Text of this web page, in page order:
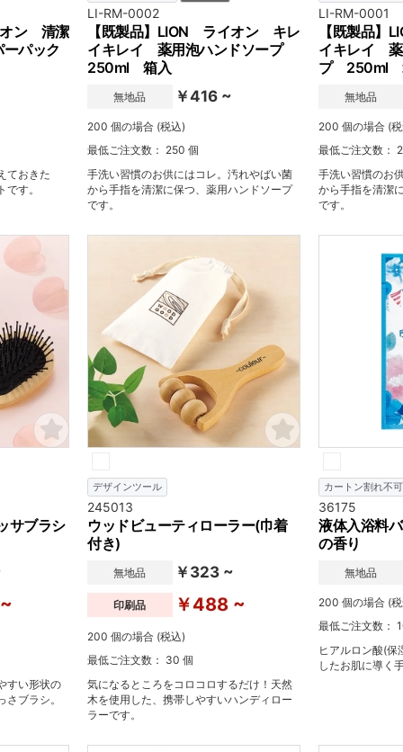
ン 清潔
パック
ておきた
す。
LI-RM-0002
【既製品】LION ライオン キレ
イキレイ 薬用泡ハンドソープ
250ml 箱入
無地品 ￥416 ~
200 個の場合 (税込)
最低ご注文数： 250 個
手洗い習慣のお供にはコレ。汚れやばい菌
から手指を清潔に保つ、薬用ハンドソープ
です。
LI-RM-0001
【既製品
イキレイ 薬
プ 250ml
無地品
200 個の場合 (
最低ご注文数：
手洗い習慣のお
から手指を清潔
です。
サブラシ
すい形状の
ブラシ。
デザインツール
245013
ウッドビューティローラー(巾着
付き)
無地品 ￥323 ~
印刷品 ￥488 ~
200 個の場合 (税込)
最低ご注文数： 30 個
気になるところをコロコロするだけ！天然
木を使用した、携帯しやすいハンディロー
ラーです。
カートン割れ不可
36175
液体入浴料
の香り
無地品
200 個の場合 (
最低ご注文数：
ヒアルロン酸(保
したお肌に導く